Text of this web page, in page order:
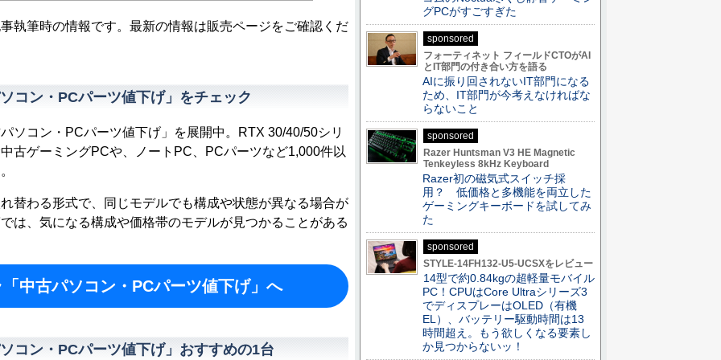
執筆時の情報です。最新の情報は販売ページをご確認くだ
コン・PCパーツ値下げ」をチェック
コン・PCパーツ値下げ」を展開中。RTX 30/40/50シリ
古ゲーミングPCや、ノートPC、PCパーツなど1,000件以
わる形式で、同じモデルでも構成や状態が異なる場合が
は、気になる構成や価格帯のモデルが見つかることがある
中古パソコン・PCパーツ値下げ」へ
コン・PCパーツ値下げ」おすすめの1台
グPCがすごすぎた
sponsored
フォーティネット フィールドCTOがAI
とIT部門の付き合い方を語る
AIに振り回されないIT部門になる
ため、IT部門が今考えなければな
らないこと
sponsored
Razer Huntsman V3 HE Magnetic
Tenkeyless 8kHz Keyboard
Razer初の磁気式スイッチ採
用？ 低価格と多機能を両立した
ゲーミングキーボードを試してみ
た
sponsored
STYLE-14FH132-U5-UCSXをレビュー
14型で約0.84kgの超軽量モバイル
PC！CPUはCore Ultraシリーズ3
でディスプレーはOLED（有機
EL）、バッテリー駆動時間は13
時間超え。もう欲しくなる要素し
か見つからないッ！